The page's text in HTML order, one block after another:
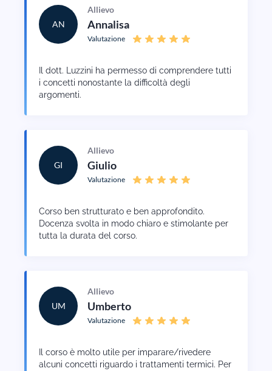
AN
Allievo
Annalisa
Valutazione
Il dott. Luzzini ha permesso di comprendere tutti
i concetti nonostante la difficoltà degli
argomenti.
GI
Allievo
Giulio
Valutazione
Corso ben strutturato e ben approfondito.
Docenza svolta in modo chiaro e stimolante per
tutta la durata del corso.
UM
Allievo
Umberto
Valutazione
Il corso è molto utile per imparare/rivedere
alcuni concetti riguardo i trattamenti termici. Per